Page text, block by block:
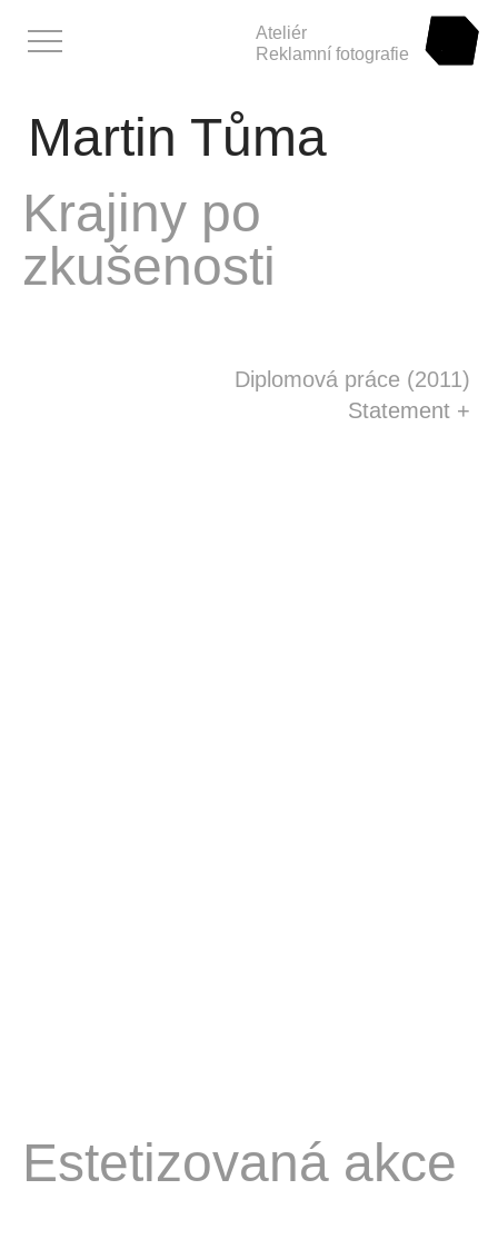
Absolvent
Martin Tůma
Student
Ateliér
Reklamní fotografie
Martin Tůma
Krajiny po
zkušenosti
Diplomová práce (2011)
Statement +
Estetizovaná akce